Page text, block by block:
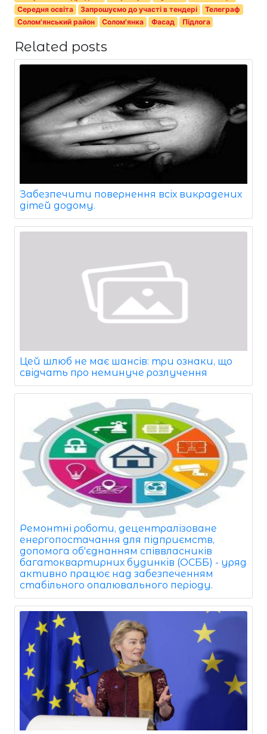
Середня освіта
Запрошуємо до участі в тендері
Телеграф
Солом'янський район
Солом'янка Фасад Підлога
Related posts
Забезпечити повернення всіх викрадених
дітей додому.
Цей шлюб не має шансів: три ознаки, що
свідчать про неминуче розлучення
Ремонтні роботи, децентралізоване
енергопостачання для підприємств,
допомога об'єднанням співвласників
багатоквартирних будинків (ОСББ) - уряд
активно працює над забезпеченням
стабільного опалювального періоду.